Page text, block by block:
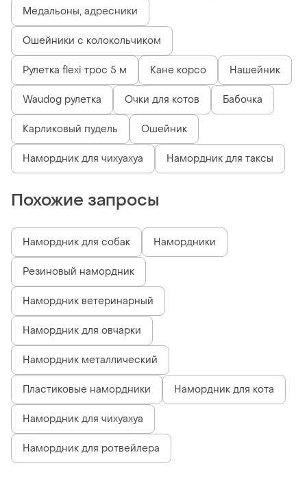
Медальоны, адресники
Ошейники с колокольчиком
Рулетка flexi трос 5 м Кане корсо Нашейник
Waudog рулетка Очки для котов Бабочка
Карликовый пудель Ошейник
Намордник для чихуахуа Намордник для таксы
Похожие запросы
Намордник для собак Намордники
Резиновый намордник
Намордник ветеринарный
Намордник для овчарки
Намордник металлический
Пластиковые намордники Намордник для кота
Намордник для чихуахуа
Намордник для ротвейлера